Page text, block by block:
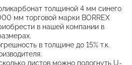
толщиной 4 мм синего
мм торговой марки BORREX
в нашей компании в
в толщине до 15% т.к.
листов можно подогнуть U-